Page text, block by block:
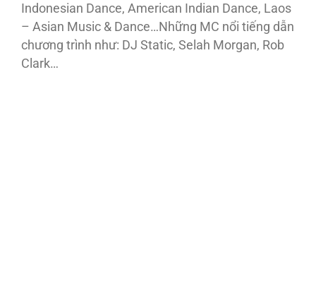
Indonesian Dance, American Indian Dance, Laos
– Asian Music & Dance…Những MC nổi tiếng dẫn
chương trình như: DJ Static, Selah Morgan, Rob
Clark…